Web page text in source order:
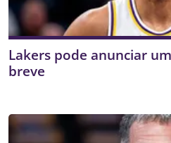
Lakers pode anunciar
breve